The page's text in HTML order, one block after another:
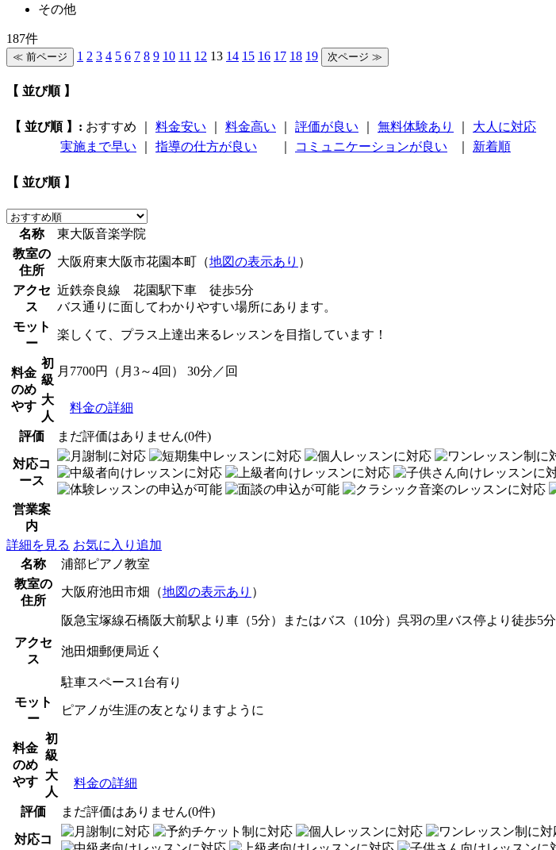
その他
187件
1 2 3 4 5 6 7 8 9 10 11 12 13 14 15 16 17 18 19
【 並び順 】
【 並び順 】: おすすめ 料金安い 料金高い 評価が良い 無料体験あり
大人に対応
実施まで早い
指導の仕方が良い コミュニケーションが良い 新着順
【 並び順 】
名称
東大阪音楽学院
教室の
住所
大阪府東大阪市花園本町（地図の表示あり ）
アクセ
ス
近鉄奈良線 花園駅下車 徒歩5分
バス通りに面してわかりやすい場所にあります。
モット
ー
楽しくて、プラス上達出来るレッスンを目指しています！
料金
のめ
やす
初
級
月7700円（月3～4回） 30分／回
大
人
料金の詳細
評価 まだ評価はありません(0件)
対応コ
ース
営業案
内
詳細を見る お気に入り追加
名称
浦部ピアノ教室
教室の
住所
大阪府池田市畑（地図の表示あり ）
アクセ
ス
阪急宝塚線石橋阪大前駅より車（5分）またはバス（10分）呉羽の里バス停より徒歩5分
池田畑郵便局近く
駐車スペース1台有り
モット
ー
ピアノが生涯の友となりますように
料金
のめ
やす
初
級
大
人
料金の詳細
評価 まだ評価はありません(0件)
対応コ